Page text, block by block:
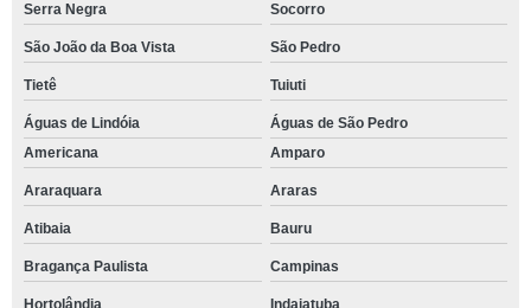
Serra Negra Socorro
São João da Boa Vista São Pedro
Tietê Tuiuti
Águas de Lindóia
Águas de São Pedro
Americana
Amparo
Araraquara Araras
Atibaia Bauru
Bragança Paulista Campinas
Hortolândia Indaiatuba